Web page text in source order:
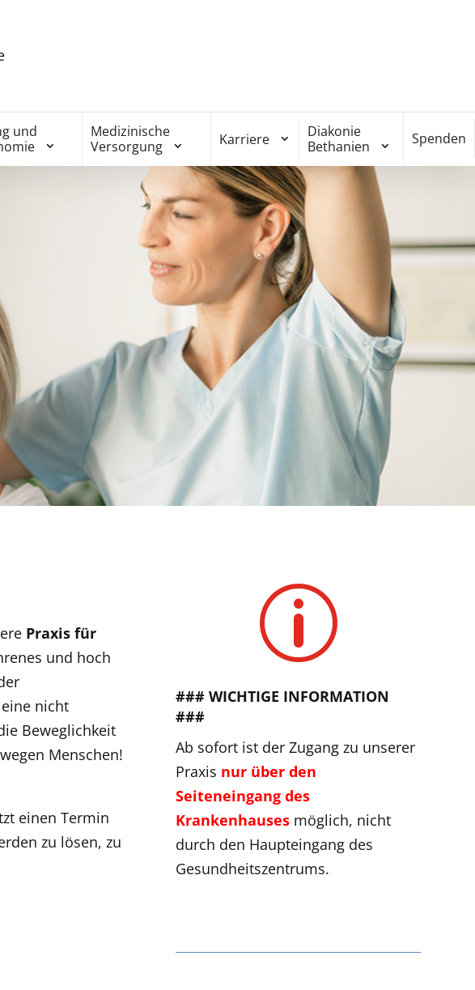
und
Medizinische
Versorgung
Karriere
Diakonie
Bethanien
Spenden
Praxis für
und hoch
nicht
Beweglichkeit
Menschen!
einen Termin
zu lösen, zu
p
### WICHTIGE INFORMATION
###
Ab sofort ist der Zugang zu unserer
Praxis nur über den
Seiteneingang des
Krankenhauses möglich, nicht
durch den Haupteingang des
Gesundheitszentrums.